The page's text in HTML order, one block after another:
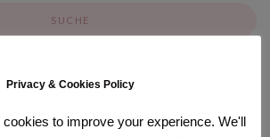
INSTAGRAM
Privacy & Cookies Policy
to improve your experience. We'll